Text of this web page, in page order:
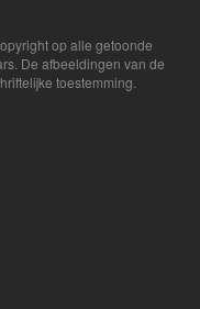
op alle getoonde
De afbeeldingen van de
toestemming.